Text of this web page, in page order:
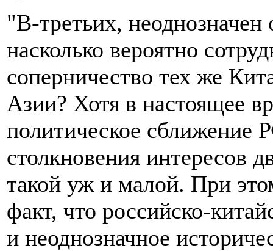
"В-третьих, неоднозначен
насколько вероятно
соперничество тех же
Азии? Хотя в настоящее
политическое сближение
столкновения интересов
такой уж и малой. При
факт, что российско-
и неоднозначное